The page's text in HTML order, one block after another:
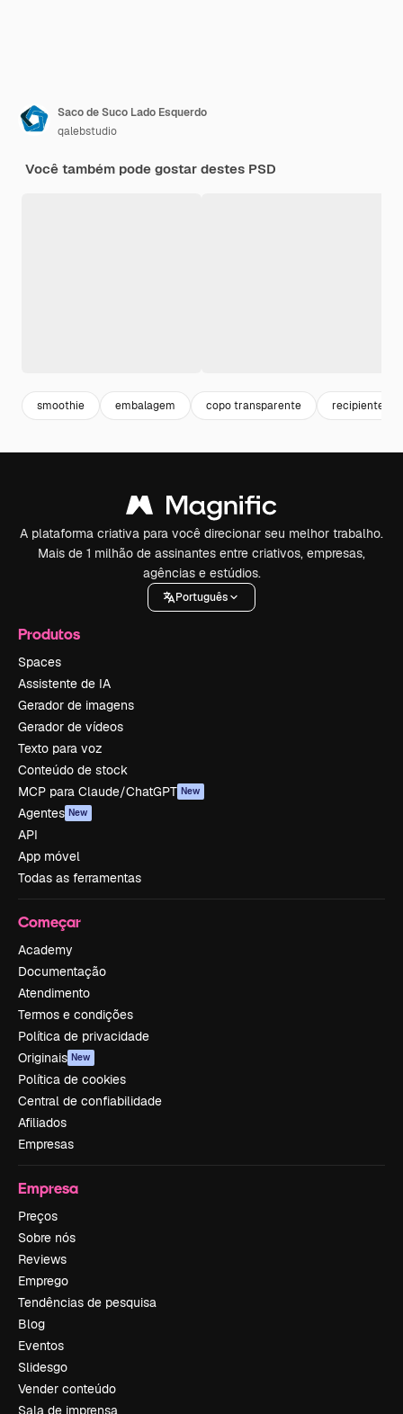
Saco de Suco Lado Esquerdo
qalebstudio
Você também pode gostar destes PSD
smoothie embalagem copo transparente recipiente
A plataforma criativa para você direcionar seu melhor trabalho.
Mais de 1 milhão de assinantes entre criativos, empresas,
agências e estúdios.
Português
Produtos
Spaces
Assistente de IA
Gerador de imagens
Gerador de vídeos
Texto para voz
Conteúdo de stock
MCP para Claude/ChatGPT New
Agentes New
API
App móvel
Todas as ferramentas
Começar
Academy
Documentação
Atendimento
Termos e condições
Política de privacidade
Originais New
Política de cookies
Central de confiabilidade
Afiliados
Empresas
Empresa
Preços
Sobre nós
Reviews
Emprego
Tendências de pesquisa
Blog
Eventos
Slidesgo
Vender conteúdo
Sala de imprensa